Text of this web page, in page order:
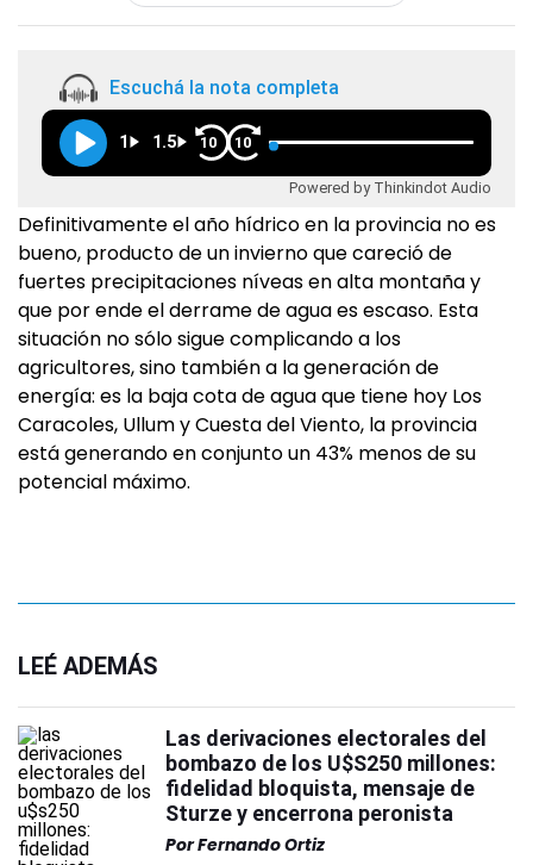
Escuchá la nota completa
1 1.5 10 10
Powered by Thinkindot Audio
Definitivamente el año hídrico en la provincia no es
bueno, producto de un invierno que careció de
fuertes precipitaciones níveas en alta montaña y
que por ende el derrame de agua es escaso. Esta
situación no sólo sigue complicando a los
agricultores, sino también a la generación de
energía: es la baja cota de agua que tiene hoy Los
Caracoles, Ullum y Cuesta del Viento, la provincia
está generando en conjunto un 43% menos de su
potencial máximo.
LEÉ ADEMÁS
Las derivaciones electorales del
bombazo de los U$S250 millones:
fidelidad bloquista, mensaje de
Sturze y encerrona peronista
PorFernando Ortiz